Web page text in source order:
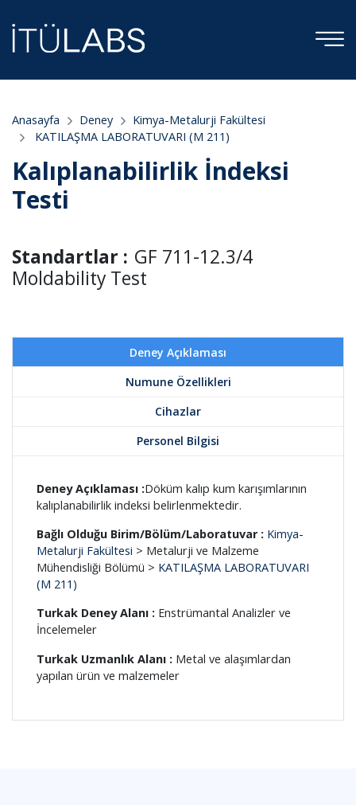
Anasayfa Deney
Kimya-Metalurji Fakültesi
KATILAŞMA LABORATUVARI (M 211)
Kalıplanabilirlik İndeksi
Testi
Standartlar : GF 711-12.3/4
Moldability Test
Deney Açıklaması
Numune Özellikleri
Cihazlar
Personel Bilgisi
Deney Açıklaması :Döküm kalıp kum karışımlarının
kalıplanabilirlik indeksi belirlenmektedir.
Bağlı Olduğu Birim/Bölüm/Laboratuvar : Kimya-
Metalurji Fakültesi > Metalurji ve Malzeme
Mühendisliği Bölümü > KATILAŞMA LABORATUVARI
(M 211)
Turkak Deney Alanı : Enstrümantal Analizler ve
İncelemeler
Turkak Uzmanlık Alanı : Metal ve alaşımlardan
yapılan ürün ve malzemeler